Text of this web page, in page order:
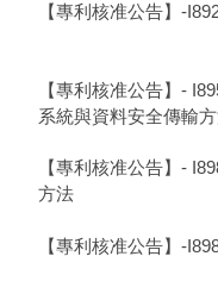
【專利核准公告】-
【專利核准公告】-
系統與資料安全傳輸
【專利核准公告】-
方法
【專利核准公告】-